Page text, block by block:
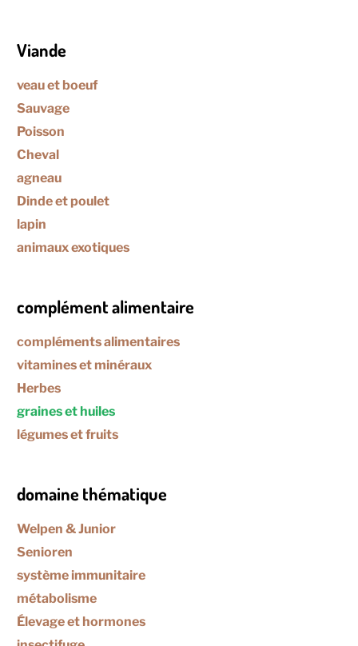
Viande
veau et boeuf
Sauvage
Poisson
Cheval
agneau
Dinde et poulet
lapin
animaux exotiques
complément alimentaire
compléments alimentaires
vitamines et minéraux
Herbes
graines et huiles
légumes et fruits
domaine thématique
Welpen & Junior
Senioren
système immunitaire
métabolisme
Élevage et hormones